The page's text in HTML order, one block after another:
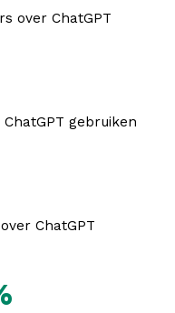
over ChatGPT
gebruiken
ChatGPT